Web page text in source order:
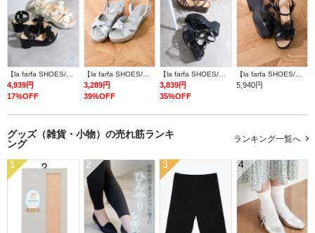
4,939円
17%OFF
【la farfa SHOES/ラ・ファーファシューズ】リボンフラットサンダル
3,289円
39%OFF
3,839円
35%OFF
【la farfa SHOES/ラ・ファーファシューズ】プリーツフリルウエッジソールサンダル
5,940円
グッズ（雑貨・小物）の売れ筋ランキ
ング
ランキング一覧へ
1 2 3 4